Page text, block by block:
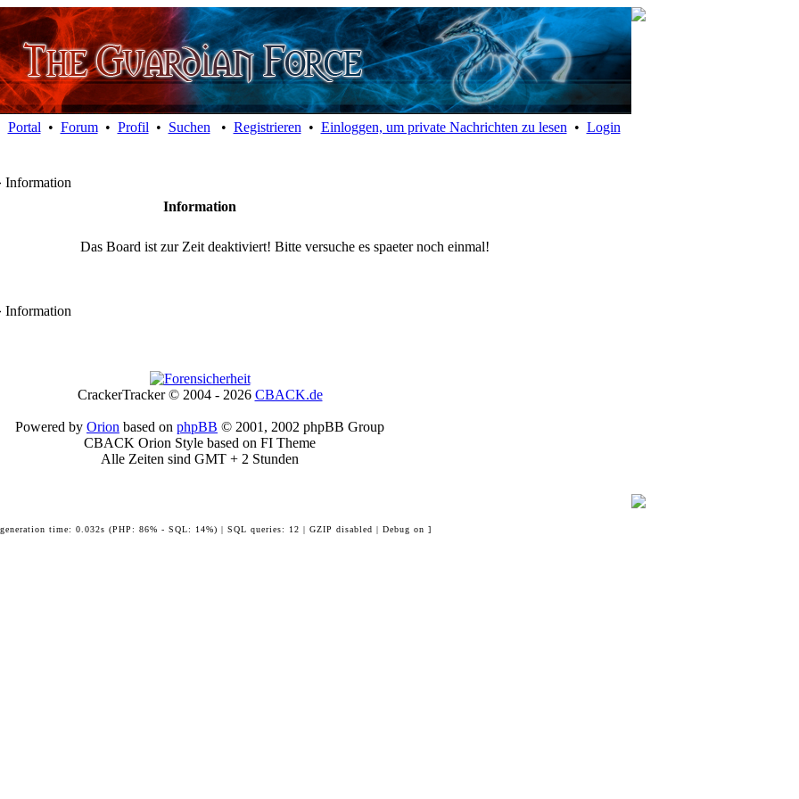
Portal • Forum• Profil • Suchen • Registrieren • Einloggen, um private Nachrichten zu lesen • Login
Information
Das Board ist zur Zeit deaktiviert! Bitte versuche es spaeter noch einmal!
CrackerTracker © 2004 - 2026 CBACK.de
Powered by Orion based on phpBB © 2001, 2002 phpBB Group
CBACK Orion Style based on FI Theme
Alle Zeiten sind GMT + 2 Stunden
time: 0.032s (PHP: 86% - SQL: 14%) | SQL queries: 12 | GZIP disabled | Debug on ]